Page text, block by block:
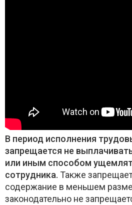
В период исполнения
запрещается не
или иным способом
сотрудника. Также
содержание в меньшем
законодательно не